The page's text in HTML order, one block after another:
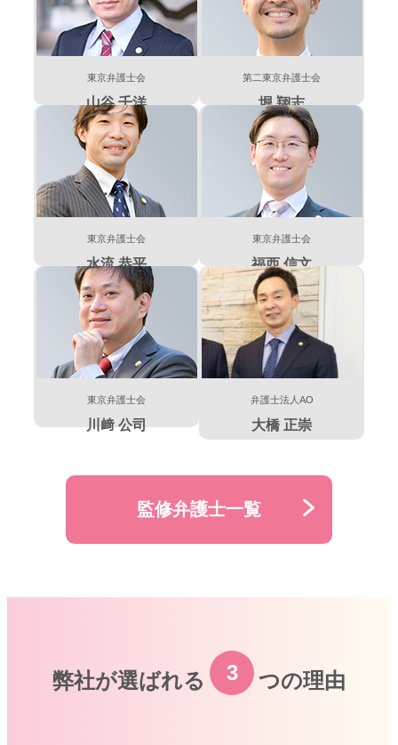
東京弁護士会
山谷 千洋
第二東京弁護士会
堀 翔志
東京弁護士会
水流 恭平
東京弁護士会
福西 信文
東京弁護士会
川﨑 公司
弁護士法人AO
大橋 正崇
監修弁護士一覧
弊社が選ばれる 3 つの理由